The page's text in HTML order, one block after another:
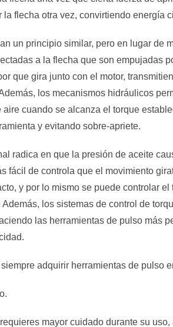
flecha otra vez, convirtiendo energía
un principio similar, pero en lugar de
a la flecha que son empujadas
que gira junto con el motor,
los mecanismos hidráulicos
cuando se alcanza el torque
y evitando sobre-apriete.
radica en que la presión de aceite
fácil de controla que el movimiento
y por lo mismo se puede controlar
los sistemas de control de
las herramientas de pulso más
adquirir herramientas de pulso
requieres mayor cuidado durante su